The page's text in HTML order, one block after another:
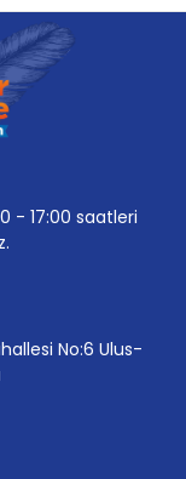
- 17:00 saatleri
No:6 Ulus-